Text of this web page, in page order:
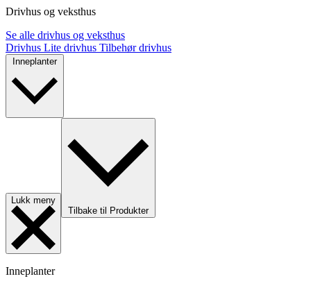
Drivhus og veksthus
Se alle drivhus og veksthus
Drivhus Lite drivhus Tilbehør drivhus
Inneplanter
Lukk meny
Tilbake til Produkter
Inneplanter